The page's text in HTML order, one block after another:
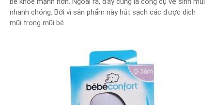
nhanh chóng. Bởi vì sản phẩm này hút sạch các được dịch
mũi trong mũi bé.